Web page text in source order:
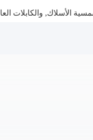
الأسلاك, والكابلات